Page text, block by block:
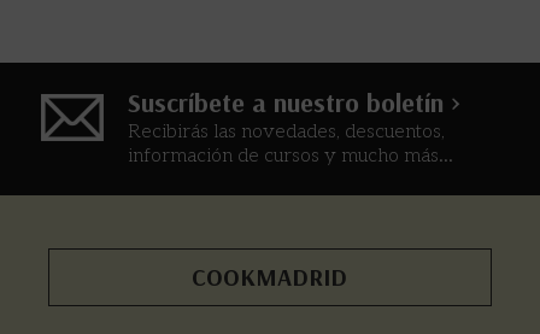
Suscríbete a nuestro boletín >
Recibirás las novedades, descuentos,
información de cursos y mucho más...
COOKMADRID